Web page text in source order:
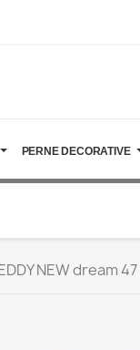
PERNE DECORATIVE
NEW dream